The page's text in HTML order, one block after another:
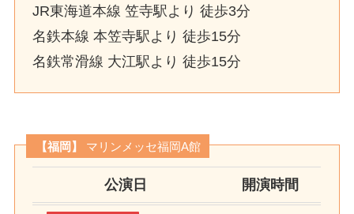
JR東海道本線 笠寺駅より 徒歩3分
名鉄本線 本笠寺駅より 徒歩15分
名鉄常滑線 大江駅より 徒歩15分
【福岡】 マリンメッセ福岡A館
公演日 開演時間